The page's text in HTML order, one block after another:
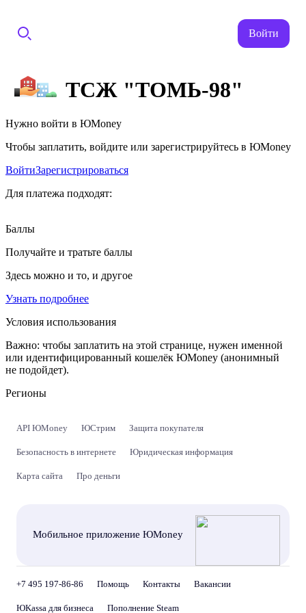
Войти
ТСЖ "ТОМЬ-98"
Нужно войти в ЮMoney
Чтобы заплатить, войдите или зарегистрируйтесь в ЮMoney
ВойтиЗарегистрироваться
Для платежа подходят:
Баллы
Получайте и тратьте баллы
Здесь можно и то, и другое
Узнать подробнее
Условия использования
Важно: чтобы заплатить на этой странице, нужен именной
или идентифицированный кошелёк ЮMoney (анонимный
не подойдет).
Регионы
API ЮMoney ЮСтрим Защита покупателя
Безопасность в интернете Юридическая информация
Карта сайта Про деньги
Мобильное приложение ЮMoney
+7 495 197-86-86 Помощь Контакты Вакансии
ЮKassa для бизнеса Пополнение Steam